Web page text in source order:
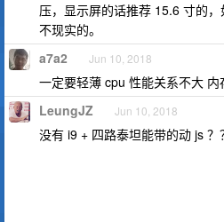
压，显示屏的话推荐 15.6 寸的
不现实的。
a7a2 Jun 10, 2018
一定要轻薄 cpu 性能关系不大 内
LeungJZ Jun 10, 2018
没有 i9 + 四路泰坦能带的动 js ？